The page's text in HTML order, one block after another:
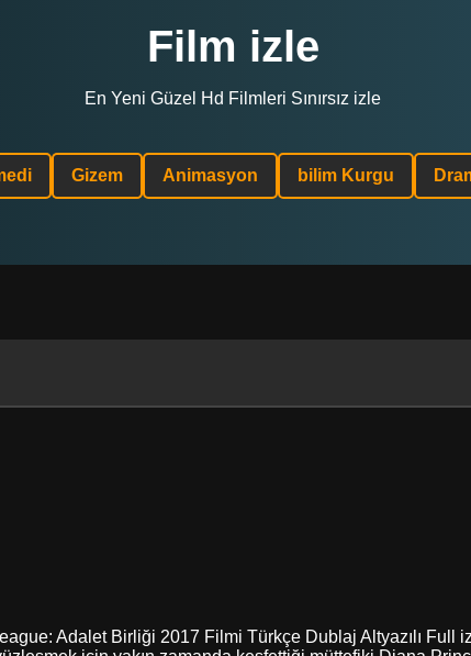
Film izle
En Yeni Güzel Hd Filmleri Sınırsız izle
Gizem Animasyon bilim Kurgu
Adalet Birliği 2017 Filmi Türkçe Dublaj Altyazılı Full